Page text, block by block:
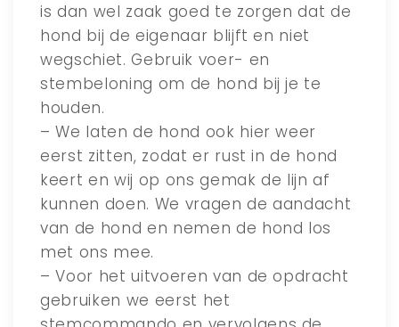
is dan wel zaak goed te zorgen dat de
hond bij de eigenaar blijft en niet
wegschiet. Gebruik voer- en
stembeloning om de hond bij je te
houden.
– We laten de hond ook hier weer
eerst zitten, zodat er rust in de hond
keert en wij op ons gemak de lijn af
kunnen doen. We vragen de aandacht
van de hond en nemen de hond los
met ons mee.
– Voor het uitvoeren van de opdracht
gebruiken we eerst het